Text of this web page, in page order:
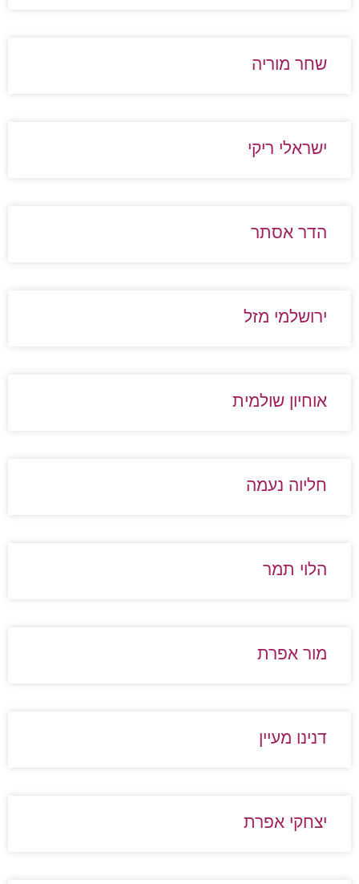
שחר מוריה
ישראלי ריקי
הדר אסתר
ירושלמי מזל
אוחיון שולמית
חליוה נעמה
הלוי תמר
מור אפרת
דנינו מעיין
יצחקי אפרת